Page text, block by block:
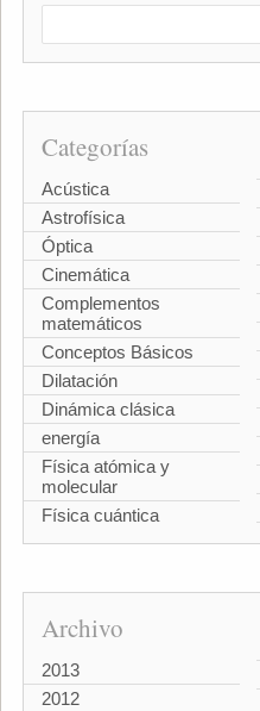
Categorías
Acústica
Astrofísica
Óptica
Cinemática
Complementos
matemáticos
Conceptos Básicos
Dilatación
Dinámica clásica
energía
Física atómica y
molecular
Física cuántica
Archivo
2013
2012